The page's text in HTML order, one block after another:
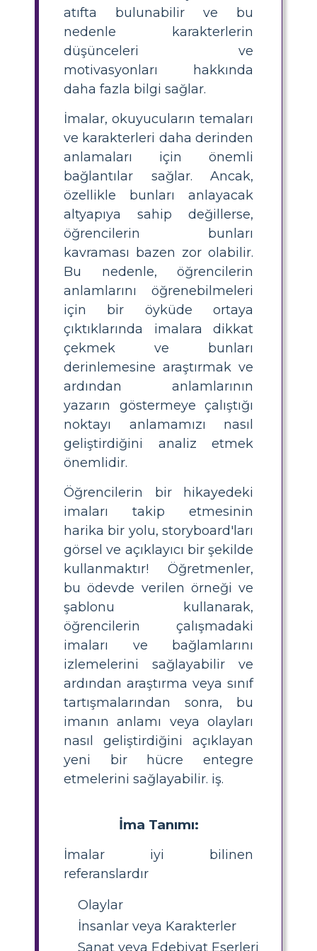
atıfta bulunabilir ve bu
nedenle karakterlerin
düşünceleri ve
motivasyonları hakkında
daha fazla bilgi sağlar.
İmalar, okuyucuların temaları
ve karakterleri daha derinden
anlamaları için önemli
bağlantılar sağlar. Ancak,
özellikle bunları anlayacak
altyapıya sahip değillerse,
öğrencilerin bunları
kavraması bazen zor olabilir.
Bu nedenle, öğrencilerin
anlamlarını öğrenebilmeleri
için bir öyküde ortaya
çıktıklarında imalara dikkat
çekmek ve bunları
derinlemesine araştırmak ve
ardından anlamlarının
yazarın göstermeye çalıştığı
noktayı anlamamızı nasıl
geliştirdiğini analiz etmek
önemlidir.
Öğrencilerin bir hikayedeki
imaları takip etmesinin
harika bir yolu, storyboard'ları
görsel ve açıklayıcı bir şekilde
kullanmaktır! Öğretmenler,
bu ödevde verilen örneği ve
şablonu kullanarak,
öğrencilerin çalışmadaki
imaları ve bağlamlarını
izlemelerini sağlayabilir ve
ardından araştırma veya sınıf
tartışmalarından sonra, bu
imanın anlamı veya olayları
nasıl geliştirdiğini açıklayan
yeni bir hücre entegre
etmelerini sağlayabilir. iş.
İma Tanımı:
İmalar iyi bilinen
referanslardır
Olaylar
İnsanlar veya Karakterler
Sanat veya Edebiyat Eserleri